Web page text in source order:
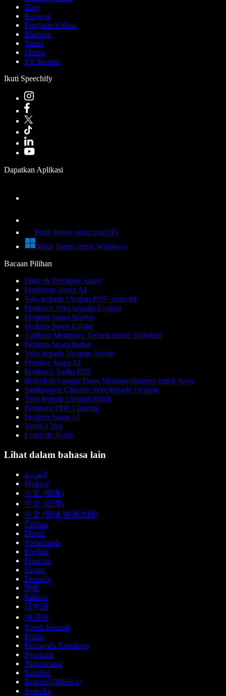
Blog
Kerjaya
Program Afiliasi
Bantuan
Status
Media
Kit Jenama
Ikuti Speechify
Dapatkan Aplikasi
Muat Turun untuk macOS
Muat Turun untuk Windows
Bacaan Pilihan
Dikte & Penaipan Suara
Pembantu Suara AI
Teks kepada Ucapan PDF Android
Pembaca Teks kepada Ucapan
Penjana Suara Wanita
Penjana Suara Lelaki
Aplikasi Membaca Terbaik untuk Disleksia
Penjana Suara Robot
Teks kepada Ucapan Anime
Penukar Suara AI
Pembaca Audio PDF
Bolehkah Google Docs Membacakannya untuk Saya
Sambungan Chrome Teks kepada Ucapan
Teks kepada Ucapan Hindi
Pembaca PDF Lantang
Penjana Suara AI
Texto a Voz
Leitor de Texto
Lihat dalam bahasa lain
العربية
Magyar
中文 (简体)
中文 (台灣)
中文 (简体 中国大陆)
Čeština
Dansk
Nederlands
English
Français
Suomi
Deutsch
हिन्दी
Italiano
日本語
한국어
Norsk bokmål
Polski
Português Brasileiro
Русский
Українська
Español
Español (México)
Svenska